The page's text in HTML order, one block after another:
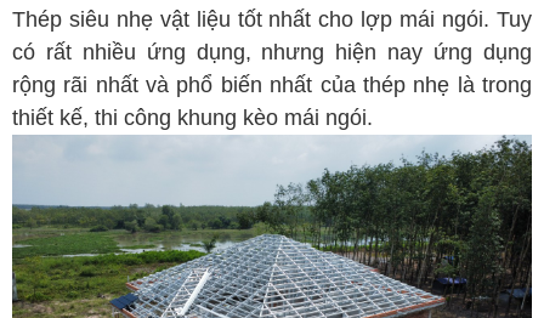
Thép siêu nhẹ vật liệu tốt nhất cho lợp mái ngói. Tuy
có rất nhiều ứng dụng, nhưng hiện nay ứng dụng
rộng rãi nhất và phổ biến nhất của thép nhẹ là trong
thiết kế, thi công khung kèo mái ngói.